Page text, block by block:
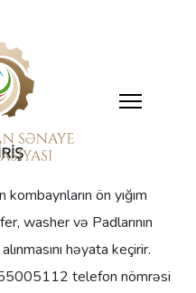
ön yığım
washer və Padlarının
həyata keçirir.
telefon nömrəsi